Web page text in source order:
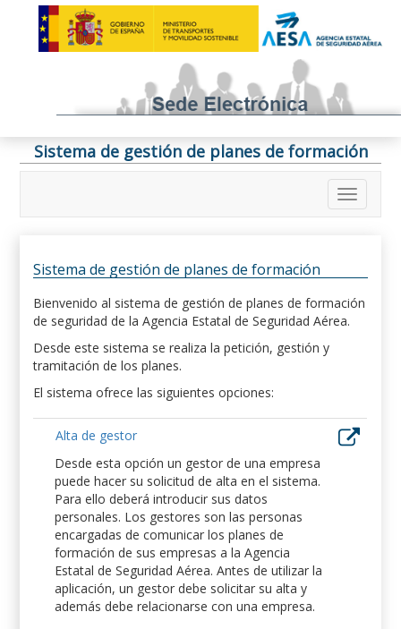
Sistema de gestión de planes de formación
Sistema de gestión de planes de formación
Bienvenido al sistema de gestión de planes de formación
de seguridad de la Agencia Estatal de Seguridad Aérea.
Desde este sistema se realiza la petición, gestión y
tramitación de los planes.
El sistema ofrece las siguientes opciones:
Alta de gestor
Desde esta opción un gestor de una empresa
puede hacer su solicitud de alta en el sistema.
Para ello deberá introducir sus datos
personales. Los gestores son las personas
encargadas de comunicar los planes de
formación de sus empresas a la Agencia
Estatal de Seguridad Aérea. Antes de utilizar la
aplicación, un gestor debe solicitar su alta y
además debe relacionarse con una empresa.